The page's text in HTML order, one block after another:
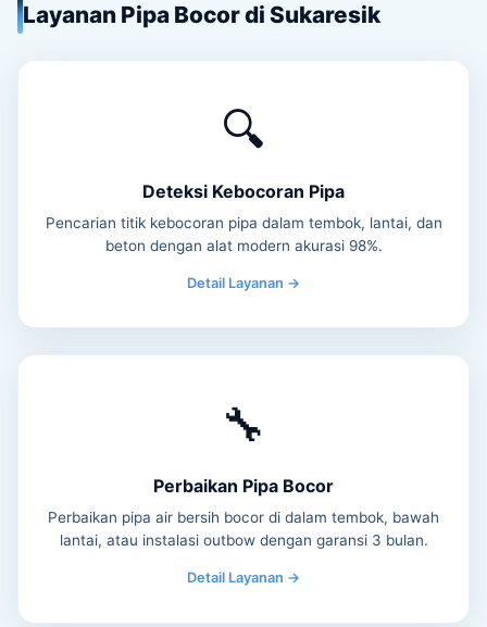
Layanan Pipa Bocor di Sukaresik
🔍
Deteksi Kebocoran Pipa
Pencarian titik kebocoran pipa dalam tembok, lantai, dan
beton dengan alat modern akurasi 98%.
Detail Layanan →
🔧
Perbaikan Pipa Bocor
Perbaikan pipa air bersih bocor di dalam tembok, bawah
lantai, atau instalasi outbow dengan garansi 3 bulan.
Detail Layanan →